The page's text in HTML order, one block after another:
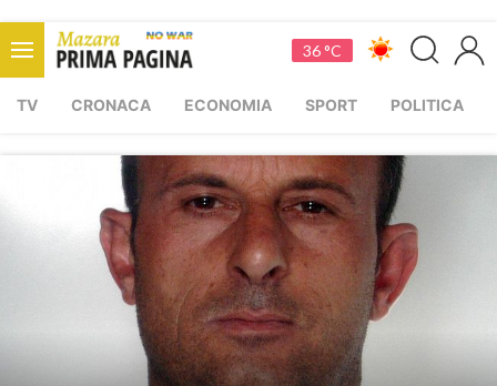
36 °C
TV CRONACA ECONOMIA SPORT POLITICA